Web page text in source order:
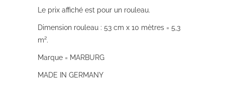
Le prix affiché est pour un rouleau.
Dimension rouleau : 53 cm x 10 mètres = 5,3
m².
Marque = MARBURG
MADE IN GERMANY